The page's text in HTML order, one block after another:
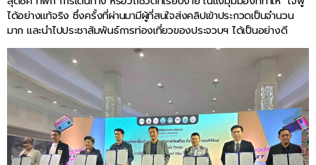
ได้อย่างแท้จริง ซึ่งครั้งที่ผ่านมามีผู้ที่สนใจส่งคลิปเข้าประกวดเป็นจำนวน
มาก และนำไปประชาสัมพันธ์การท่องเที่ยวของประจวบฯ ได้เป็นอย่างดี